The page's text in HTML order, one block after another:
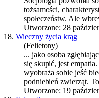
tożsamości,
społeczeństw. Ale
Utworzone: 28
18. Wieczny życia krąg
(Felietony)
... jako osoba
się skupić, jest empatia.
wyobraża sobie jeść
podniebień zwierząt.
Utworzone: 19